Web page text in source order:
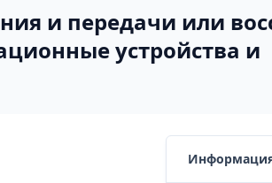
и передачи или
устройства и